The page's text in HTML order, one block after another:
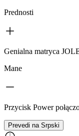
Prednosti
Genialna matryca
Mane
Przycisk Power
Prevedi na Srpski